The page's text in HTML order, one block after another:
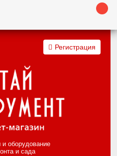
и оборудование
и сада
Регистрация